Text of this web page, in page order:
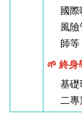
國
風
師等
🌱 終身
基礎
二